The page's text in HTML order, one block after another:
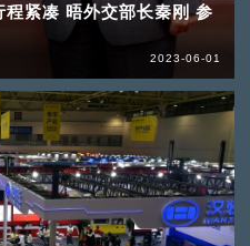
紧凑 晤外交部长秦刚 参
2023-06-01